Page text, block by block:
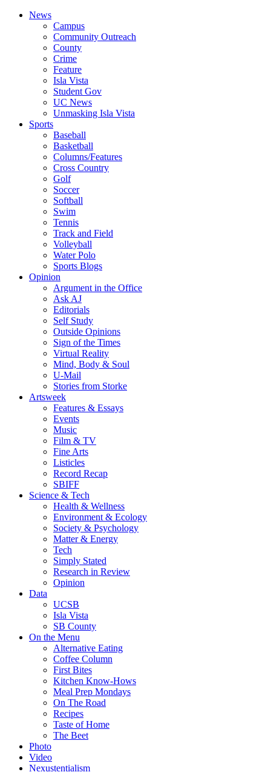
News
Campus
Community Outreach
County
Crime
Feature
Isla Vista
Student Gov
UC News
Unmasking Isla Vista
Sports
Baseball
Basketball
Columns/Features
Cross Country
Golf
Soccer
Softball
Swim
Tennis
Track and Field
Volleyball
Water Polo
Sports Blogs
Opinion
Argument in the Office
Ask AJ
Editorials
Self Study
Outside Opinions
Sign of the Times
Virtual Reality
Mind, Body & Soul
U-Mail
Stories from Storke
Artsweek
Features & Essays
Events
Music
Film & TV
Fine Arts
Listicles
Record Recap
SBIFF
Science & Tech
Health & Wellness
Environment & Ecology
Society & Psychology
Matter & Energy
Tech
Simply Stated
Research in Review
Opinion
Data
UCSB
Isla Vista
SB County
On the Menu
Alternative Eating
Coffee Column
First Bites
Kitchen Know-Hows
Meal Prep Mondays
On The Road
Recipes
Taste of Home
The Beet
Photo
Video
Nexustentialism